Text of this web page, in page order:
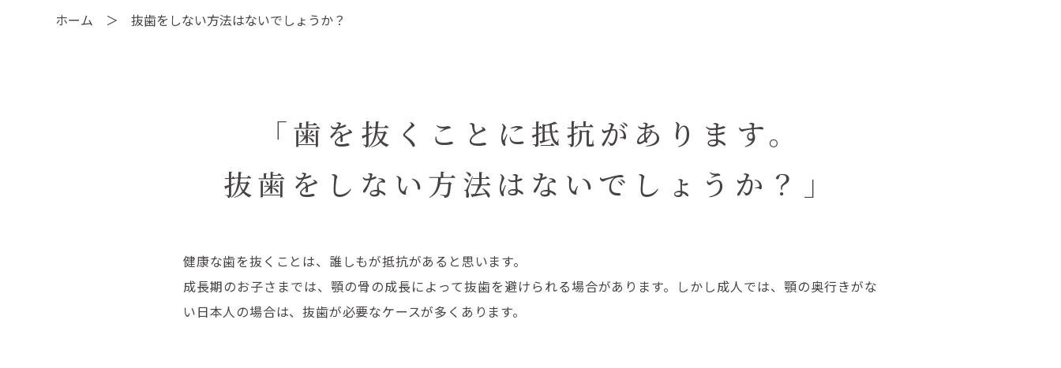
ホーム 抜歯をしない方法はないでしょうか？
「歯を抜くことに抵抗が あります。
抜歯をしない方法は ないでしょうか？」
健康な歯を抜くことは、誰しもが抵抗があると思います。
成長期のお子さまでは、顎の骨の成長によって抜歯を避けられる場合があります。しかし成人では、顎の奥行きがな
い日本人の場合は、抜歯が必要なケースが多くあります。